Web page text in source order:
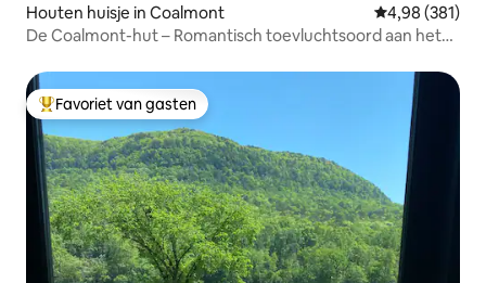
Houten huisje in Coalmont Gemiddelde
4,98 (381)
De Coalmont-hut – Romantisch toevluchtsoord aan het
Topfavoriet van gasten
Favoriet van gasten